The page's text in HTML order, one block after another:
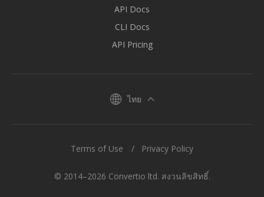
API Docs
CLI Docs
API Pricing
ไทย
© 2014–2026 Convertio ltd. สงวนลิขสิทธิ์.
Terms of Use Privacy Policy